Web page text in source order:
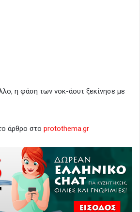
η φάση των νοκ-άουτ ξεκίνησε με
άρθρο στο protothema.gr